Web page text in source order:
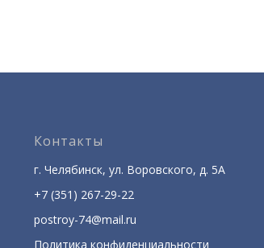
Контакты
г. Челябинск, ул. Воровского, д. 5А
+7 (351) 267-29-22
postroy-74@mail.ru
Политика конфиденциальности